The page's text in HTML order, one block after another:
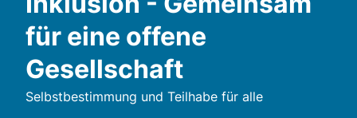
für eine offene
Gesellschaft
Selbstbestimmung und Teilhabe für alle